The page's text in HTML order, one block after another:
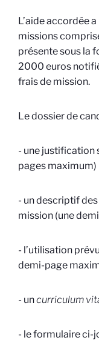
L’aide accordée
missions
présente sous la
2000 euros
frais de mission.
Le dossier de
- une justification
pages maximum)
- un descriptif
mission (une
- l’utilisation
demi-page
- uncurriculum
- le formulaire ci-